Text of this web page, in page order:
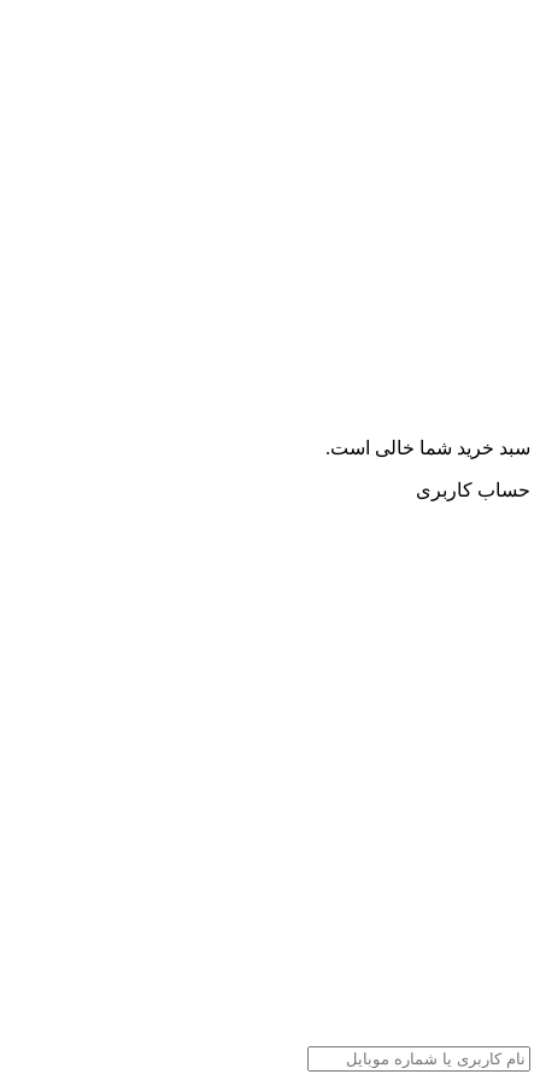
سبد خرید شما خالی است.
حساب کاربری